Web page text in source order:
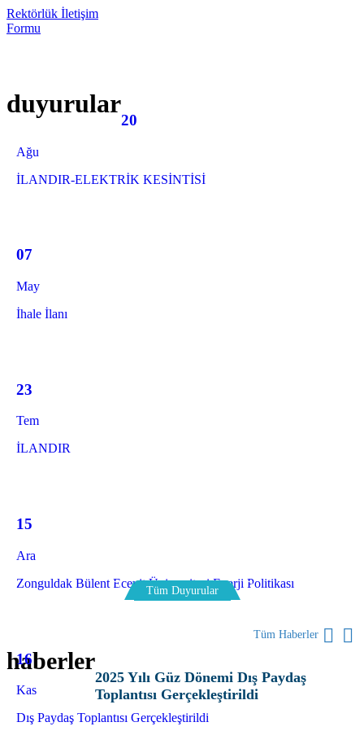
Rektörlük İletişim
Formu
duyurular
20
Ağu
İLANDIR-ELEKTRİK KESİNTİSİ
07
May
İhale İlanı
23
Tem
İLANDIR
15
Ara
Zonguldak Bülent Ecevit Üniversitesi Enerji Politikası
16
Kas
Dış Paydaş Toplantısı Gerçekleştirildi
Tüm Duyurular
haberler
Tüm Haberler
2025 Yılı Güz Dönemi Dış Paydaş
Toplantısı Gerçekleştirildi